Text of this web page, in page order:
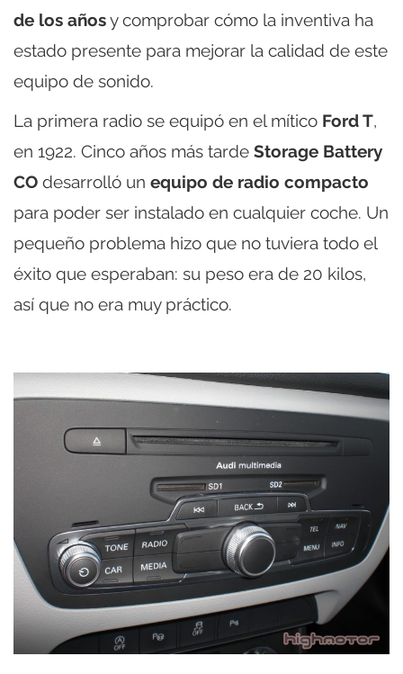
de los añosy comprobar cómo la inventiva ha
estado presente para mejorar la calidad de este
equipo de sonido.
La primera radio se equipó en el mítico Ford T,
en 1922. Cinco años más tarde Storage Battery
CO desarrolló un equipo de radio compacto
para poder ser instalado en cualquier coche. Un
pequeño problema hizo que no tuviera todo el
éxito que esperaban: su peso era de 20 kilos,
así que no era muy práctico.